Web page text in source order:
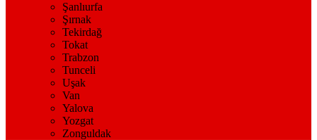
Şanlıurfa
Şırnak
Tekirdağ
Tokat
Trabzon
Tunceli
Uşak
Van
Yalova
Yozgat
Zonguldak